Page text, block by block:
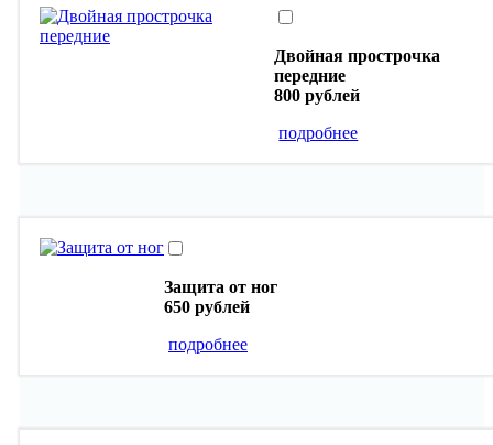
Двойная прострочка
передние
800 рублей
подробнее
Защита от ног
650 рублей
подробнее